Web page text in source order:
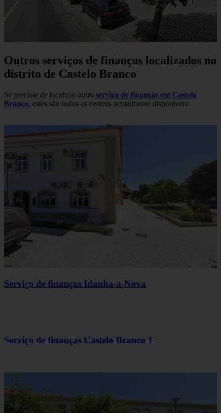
Outros serviços de finanças localizados no
distrito de Castelo Branco
Se precisar de localizar outro serviço de finanças em Castelo
Branco, estes são todos os centros actualmente disponíveis:
Serviço de finanças Idanha-a-Nova
Serviço de finanças Castelo Branco 1